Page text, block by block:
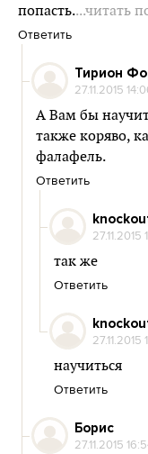
попасть....читать
Ответить
Тирион
27.11.2015
А Вам бы
также коряво,
фалафель.
Ответить
27.11.2015
так же
Ответить
27.11.2015
научиться
Ответить
Борис
27.11.2015